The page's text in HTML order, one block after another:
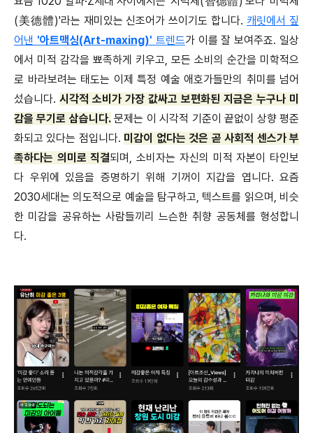
(美德體)'라는 재미있는 신조어가 쓰이기도 합니다. 캐릿에서 짚
어낸 '아트맥싱(Art-maxing)' 트렌드가 이를 잘 보여주죠. 일상
에서 미적 감각을 뾰족하게 키우고, 모든 소비의 순간을 미학적으
로 바라보려는 태도는 이제 특정 예술 애호가들만의 취미를 넘어
섰습니다. 시각적 소비가 가장 값싸고 보편화된 지금은 누구나 미
감을 무기로 삼습니다.문제는 이 시각적 기준이 끝없이 상향 평준
화되고 있다는 점입니다. 미감이 없다는 것은 곧 사회적 센스가 부
족하다는 의미로 직결되며, 소비자는 자신의 미적 자본이 타인보
다 우위에 있음을 증명하기 위해 기꺼이 지갑을 엽니다. 요즘
2030세대는 의도적으로 예술을 탐구하고, 텍스트를 읽으며, 비슷
한 미감을 공유하는 사람들끼리 느슨한 취향 공동체를 형성합니
다.